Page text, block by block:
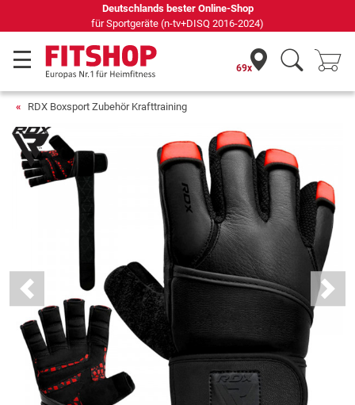
Deutschlands bester Online-Shop
für Sportgeräte (n-tv+DISQ 2016-2024)
69x
RDX Boxsport Zubehör Krafttraining
Previous Next